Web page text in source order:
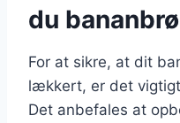
du
For at sikre, at dit
lækkert, er det
Det anbefales at